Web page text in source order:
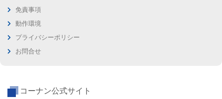
免責事項
動作環境
プライバシーポリシー
お問合せ
コーナン公式サイト